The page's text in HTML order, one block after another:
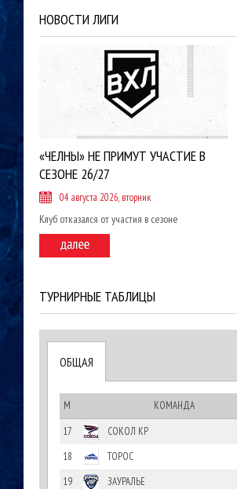
НОВОСТИ ЛИГИ
«ЧЕЛНЫ» НЕ ПРИМУТ УЧАСТИЕ В
СЕЗОНЕ 26/27
04 августа 2026, вторник
Клуб отказался от участия в сезоне
ТУРНИРНЫЕ ТАБЛИЦЫ
ОБЩАЯ
М КОМАНДА
17
СОКОЛ КР
18
ТОРОС
19
ЗАУРАЛЬЕ